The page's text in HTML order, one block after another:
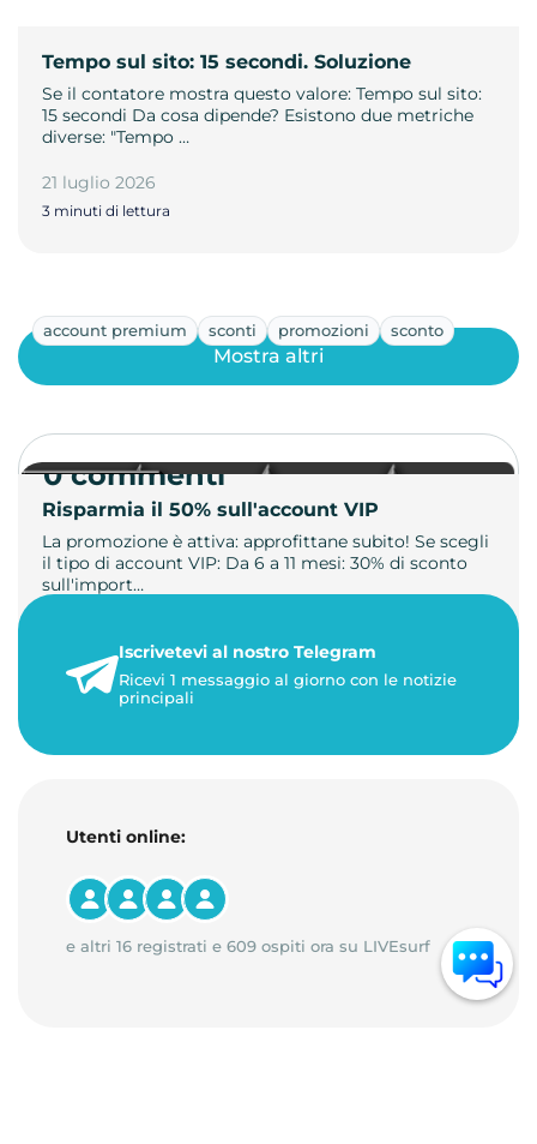
Tempo sul sito: 15 secondi. Soluzione
Se il contatore mostra questo valore: Tempo sul sito:
15 secondi Da cosa dipende? Esistono due metriche
diverse: "Tempo …
21 luglio 2026
3 minuti di lettura
account premium sconti promozioni sconto
Risparmia il 50% sull'account VIP
La promozione è attiva: approfittane subito! Se scegli
il tipo di account VIP: Da 6 a 11 mesi: 30% di sconto
sull'import…
1 minuto di lettura
Mostra altri
0 commenti
Iscrivetevi al nostro Telegram
Ricevi 1 messaggio al giorno con le notizie
principali
Utenti online:
e altri 16 registrati e 609 ospiti ora su LIVEsurf